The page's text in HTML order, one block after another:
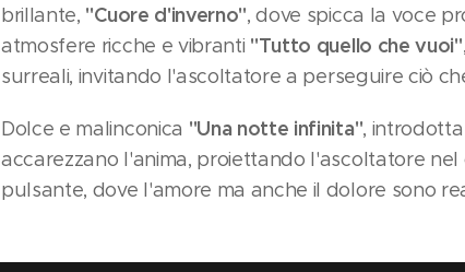
brillante, "Cuore d'inverno", dove spicca la voce
atmosfere ricche e vibranti "Tutto quello che vuoi"
surreali, invitando l'ascoltatore a perseguire ciò
Dolce e malinconica "Una notte infinita",
accarezzano l'anima, proiettando l'ascoltatore
pulsante, dove l'amore ma anche il dolore sono